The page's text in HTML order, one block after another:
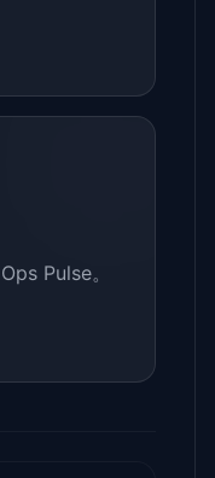
Pulse。